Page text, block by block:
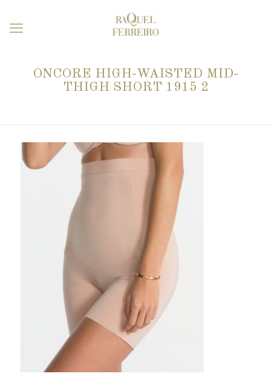
ONCORE HIGH-WAISTED MID-
THIGH SHORT 1915 2